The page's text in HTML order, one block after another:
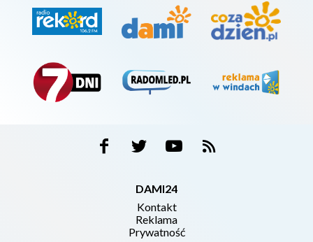
DAMI24
Kontakt
Reklama
Prywatność